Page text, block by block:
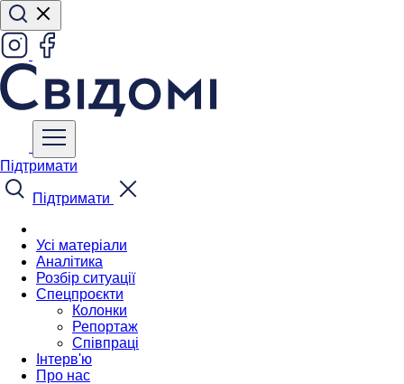
Підтримати
Підтримати
Усі матеріали
Аналітика
Розбір ситуації
Спецпроєкти
Колонки
Репортаж
Співпраці
Інтерв'ю
Про нас